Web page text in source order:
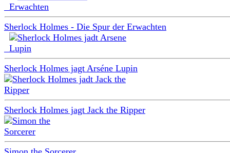
Sherlock Holmes - Die Spur der Erwachten
Sherlock Holmes jagt Arséne Lupin
Sherlock Holmes jagt Jack the Ripper